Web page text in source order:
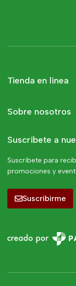
Tienda en línea
Sobre nosotros
Suscríbete a
Suscríbete para
promociones y
Suscribirme